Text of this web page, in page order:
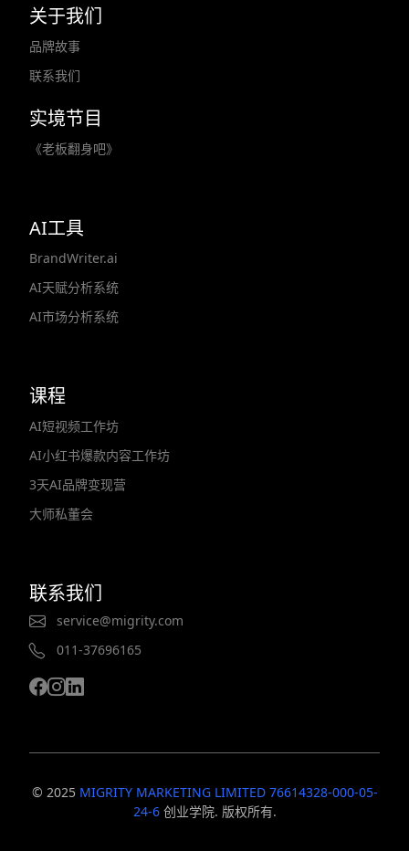
关于我们
品牌故事
联系我们
实境节目
《老板翻身吧》
AI工具
BrandWriter.ai
AI天赋分析系统
AI市场分析系统
课程
AI短视频工作坊
AI小红书爆款内容工作坊
3天AI品牌变现营
大师私董会
联系我们
service@migrity.com
011-37696165
© 2025 MIGRITY MARKETING LIMITED 76614328-000-05-
24-6创业学院. 版权所有.